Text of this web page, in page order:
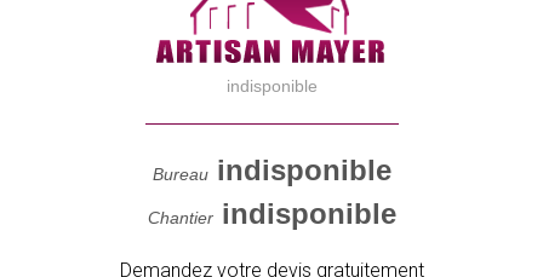
indisponible
Bureau indisponible
Chantier indisponible
Demandez votre devis gratuitement